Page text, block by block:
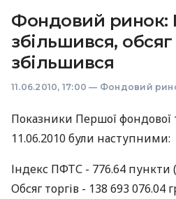
Фондовий ринок:
збільшився, обсяг
збільшився
11.06.2010, 17:00 — Фондовий
Показники Першої фондової
11.06.2010 були наступними:
Індекс ПФТС - 776.64 пункти
Обсяг торгів - 138 693 076.04